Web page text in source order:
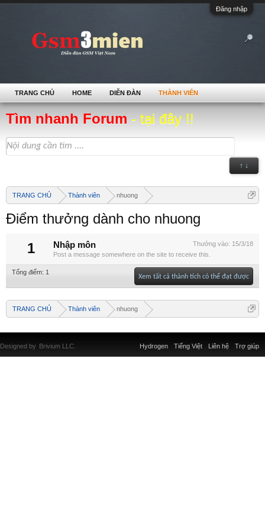
Đăng nhập
Tìm nhanh Forum - tại đây !!
↑ ↓
TRANG CHỦ Thành viên nhuong
Điểm thưởng dành cho nhuong
1
Thưởng vào: 15/3/18
Nhập môn
Post a message somewhere on the site to receive this.
Tổng điểm: 1
Xem tất cả thành tích có thể đạt được
TRANG CHỦ Thành viên nhuong
TRANG CHỦ HOME DIỄN ĐÀN THÀNH VIÊN
Liên hệ Trợ giúp
Hydrogen Tiếng Việt
Designed by Brivium LLC.